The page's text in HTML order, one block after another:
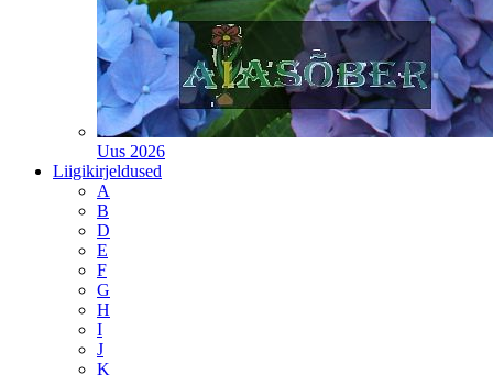
Uus 2026
Liigikirjeldused
A
B
D
E
F
G
H
I
J
K